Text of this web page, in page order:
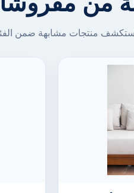
استكشف منتجات مشابهة ضمن